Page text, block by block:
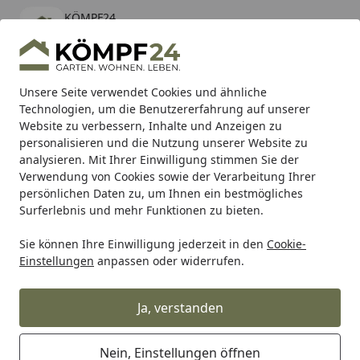
Unsere Seite verwendet Cookies und ähnliche
Technologien, um die Benutzererfahrung auf unserer
Website zu verbessern, Inhalte und Anzeigen zu
personalisieren und die Nutzung unserer Website zu
analysieren. Mit Ihrer Einwilligung stimmen Sie der
Verwendung von Cookies sowie der Verarbeitung Ihrer
persönlichen Daten zu, um Ihnen ein bestmögliches
Surferlebnis und mehr Funktionen zu bieten.
Sie können Ihre Einwilligung jederzeit in den Cookie-
Einstellungen anpassen oder widerrufen.
Ja, verstanden
Nein, Einstellungen öffnen
KÖMPF24
kostenlos - Im App Store
Hotline
Alle Produkte
Mein Konto
Suchen
Karibu Pools inkl. gratis Sandfilteranlage & Pool-
Starterset (Gesamtwert bis 468,99€)
Startseite
Grill Weber Radbein (2 Stück) E-4710 (67579)
Weber Radbein (2 Stück) E-4710